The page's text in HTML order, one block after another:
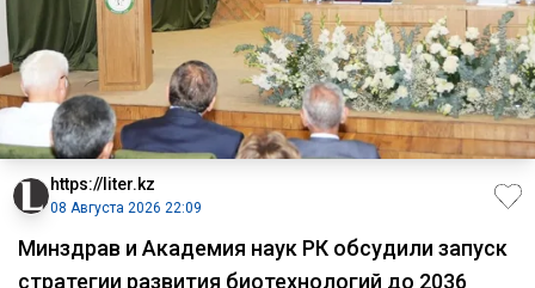
https://liter.kz
08 Августа 2026 22:09
Минздрав и Академия наук РК обсудили запуск
стратегии развития биотехнологий до 2036